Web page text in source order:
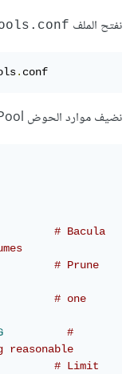
نفتح الملف
. conf
نضيف موارد الحوض Pool التالية:
# Bacula
# Prune
# one
#
reasonable
# Limit